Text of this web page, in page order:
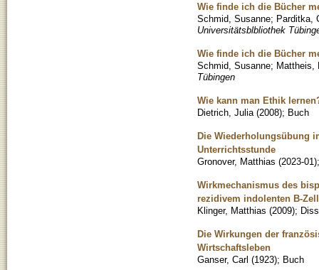
Wie finde ich die Bücher
Schmid, Susanne; Parditka,
Universitätsblbliothek
Wie finde ich die Bücher
Schmid, Susanne; Mattheis,
Tübingen
Wie kann man Ethik
Dietrich, Julia (2008); Buch
Die Wiederholungsübung
Unterrichtsstunde
Gronover, Matthias (2023-01)
Wirkmechanismus des
rezidivem indolenten B-
Klinger, Matthias (2009);
Die Wirkungen der
Wirtschaftsleben
Ganser, Carl (1923); Buch